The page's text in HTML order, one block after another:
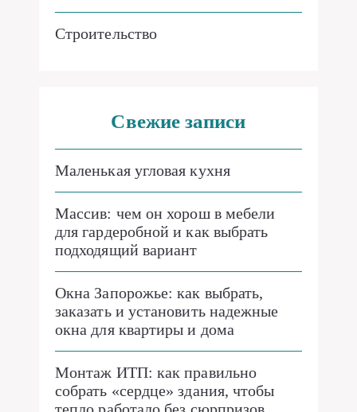
Строительство
Свежие записи
Маленькая угловая кухня
Массив: чем он хорош в мебели
для гардеробной и как выбрать
подходящий вариант
Окна Запорожье: как выбрать,
заказать и установить надежные
окна для квартиры и дома
Монтаж ИТП: как правильно
собрать «сердце» здания, чтобы